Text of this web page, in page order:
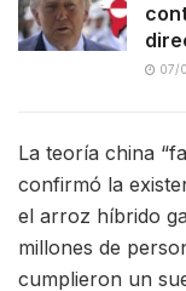
07/
La teoría china
confirmó la
el arroz híbrido
millones de
cumplieron un